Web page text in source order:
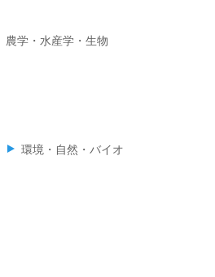
農学・水産学・生物
環境・自然・バイオ